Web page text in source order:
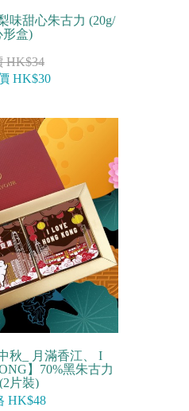
味甜心朱古力 (20g/
形盒)
HK$34
HK$30
秋_ 月滿香江、 I
】70%黑朱古力
片裝)
HK$48